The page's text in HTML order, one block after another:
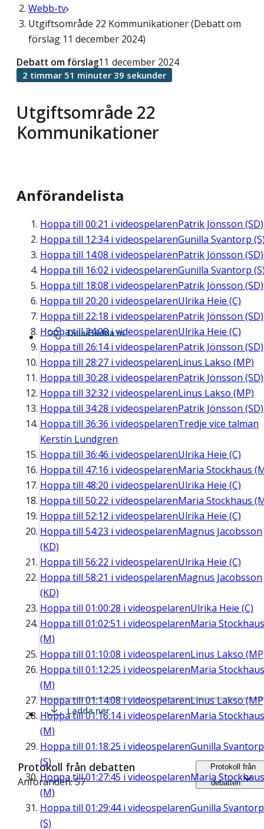
Webb-tv
Utgiftsområde 22 Kommunikationer (Debatt om
förslag 11 december 2024)
Utgiftsområde 22
Kommunikationer
Debatt om förslag11 december 2024
2 timmar 51 minuter 39 sekunder
Anförandelista
Hoppa till 00:21 i videospelarenPatrik Jönsson (SD)
Hoppa till 12:34i videospelarenGunilla Svantorp
Hoppa till 14:08 i videospelarenPatrik Jönsson (SD)
Hoppa till 16:02 i videospelarenGunilla Svantorp
Hoppa till 18:08 i videospelarenPatrik Jönsson (SD)
Hoppa till 20:20 i videospelarenUlrika Heie (C)
Hoppa till 22:18 i videospelarenPatrik Jönsson (SD)
Hoppa till24:08i videospelarenUlrika Heie (C)
Hoppa till 26:14i videospelarenPatrik Jönsson (SD)
Hoppa till 28:27 i videospelarenLinus Lakso (MP)
Hoppa till 30:28 i videospelarenPatrik Jönsson (SD)
Hoppa till 32:32 i videospelarenLinus Lakso (MP)
Hoppa till 34:28 i videospelarenPatrik Jönsson (SD)
Hoppa till 36:36 i videospelarenTredje vice talman
Kerstin Lundgren
Hoppa till 36:46 i videospelarenUlrika Heie (C)
Hoppa till 47:16 i videospelarenMaria Stockhaus
Hoppa till 48:20 i videospelarenUlrika Heie (C)
Hoppa till 50:22 i videospelarenMaria Stockhaus
Hoppa till 52:12 i videospelarenUlrika Heie (C)
Hoppa till 54:23 i videospelarenMagnus Jacobsson
(KD)
Hoppa till 56:22 i videospelarenUlrika Heie (C)
Hoppa till 58:21 i videospelarenMagnus Jacobsson
(KD)
Hoppa till 01:00:28 i videospelarenUlrika Heie (C)
Hoppa till 01:02:51 i videospelarenMaria Stockhaus
(M)
Hoppa till 01:10:08 i videospelarenLinus Lakso
Hoppa till 01:12:25 i videospelarenMaria Stockhaus
(M)
Hoppa till01:14:08i videospelarenLinus Lakso
Hoppa till01:16:14i videospelarenMaria Stockhaus
(M)
Hoppa till 01:18:25 i videospelarenGunilla Svantorp
(S)
Hoppa till01:27:45 i videospelarenMaria Stockhaus
(M)
Hoppa till 01:29:44i videospelarenGunilla Svantorp
(S)
Dela/Bädda in
Ladda ner
Protokoll från debatten
Anföranden: 57
Protokoll från
debatten